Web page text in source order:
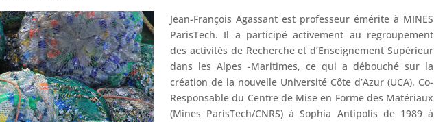
Jean-François Agassant est professeur émérite à MINES
ParisTech. Il a participé activement au regroupement
des activités de Recherche et d’Enseignement Supérieur
dans les Alpes -Maritimes, ce qui a débouché sur la
création de la nouvelle Université Côte d’Azur (UCA). Co-
Responsable du Centre de Mise en Forme des Matériaux
(Mines ParisTech/CNRS) à Sophia Antipolis de 1989 à